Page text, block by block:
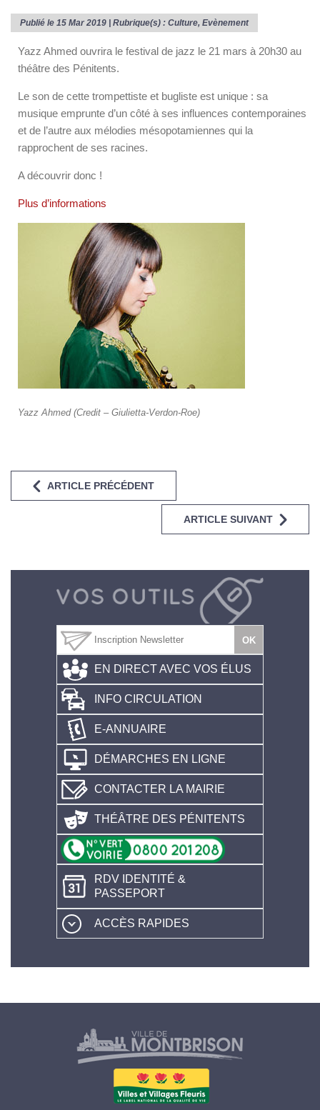
Publié le 15 Mar 2019 | Rubrique(s) : Culture, Evènement
Yazz Ahmed ouvrira le festival de jazz le 21 mars à 20h30 au
théâtre des Pénitents.
Le son de cette trompettiste et bugliste est unique : sa
musique emprunte d’un côté à ses influences contemporaines
et de l’autre aux mélodies mésopotamiennes qui la
rapprochent de ses racines.
A découvrir donc !
Plus d’informations
Yazz Ahmed (Credit – Giulietta-Verdon-Roe)
ARTICLE PRÉCÉDENT
ARTICLE SUIVANT
EN DIRECT AVEC VOS ÉLUS
INFO CIRCULATION
E-ANNUAIRE
DÉMARCHES EN LIGNE
CONTACTER LA MAIRIE
THÉÂTRE DES PÉNITENTS
RDV IDENTITÉ &
PASSEPORT
ACCÈS RAPIDES